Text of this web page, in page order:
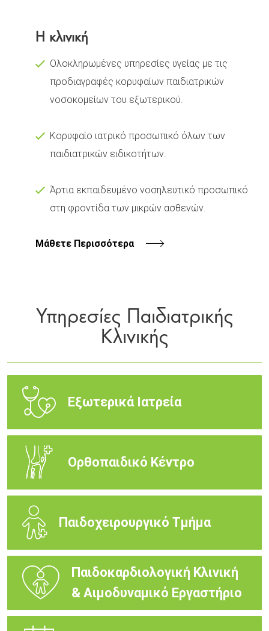
Η κλινική
Ολοκληρωμένες υπηρεσίες υγείας με τις
προδιαγραφές κορυφαίων παιδιατρικών
νοσοκομείων του εξωτερικού.
Κορυφαίο ιατρικό προσωπικό όλων των
παιδιατρικών ειδικοτήτων.
Άρτια εκπαιδευμένο νοσηλευτικό προσωπικό
στη φροντίδα των μικρών ασθενών.
Μάθετε Περισσότερα
Υπηρεσίες Παιδιατρικής
Κλινικής
Εξωτερικά Ιατρεία
Ορθοπαιδικό Κέντρο
Παιδοχειρουργικό Τμήμα
Παιδοκαρδιολογική Κλινική
& Αιμοδυναμικό Εργαστήριο